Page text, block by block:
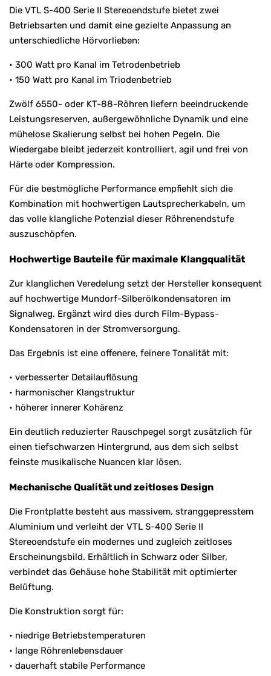
Die VTL S-400 Serie II Stereoendstufe bietet zwei
Betriebsarten und damit eine gezielte Anpassung an
unterschiedliche Hörvorlieben:
• 300 Watt pro Kanal im Tetrodenbetrieb
• 150 Watt pro Kanal im Triodenbetrieb
Zwölf 6550- oder KT-88-Röhren liefern beeindruckende
Leistungsreserven, außergewöhnliche Dynamik und eine
mühelose Skalierung selbst bei hohen Pegeln. Die
Wiedergabe bleibt jederzeit kontrolliert, agil und frei von
Härte oder Kompression.
Für die bestmögliche Performance empfiehlt sich die
Kombination mit hochwertigen Lautsprecherkabeln, um
das volle klangliche Potenzial dieser Röhrenendstufe
auszuschöpfen.
Hochwertige Bauteile für maximale Klangqualität
Zur klanglichen Veredelung setzt der Hersteller konsequent
auf hochwertige Mundorf-Silberölkondensatoren im
Signalweg. Ergänzt wird dies durch Film-Bypass-
Kondensatoren in der Stromversorgung.
Das Ergebnis ist eine offenere, feinere Tonalität mit:
• verbesserter Detailauflösung
• harmonischer Klangstruktur
• höherer innerer Kohärenz
Ein deutlich reduzierter Rauschpegel sorgt zusätzlich für
einen tiefschwarzen Hintergrund, aus dem sich selbst
feinste musikalische Nuancen klar lösen.
Mechanische Qualität und zeitloses Design
Die Frontplatte besteht aus massivem, stranggepresstem
Aluminium und verleiht der VTL S-400 Serie II
Stereoendstufe ein modernes und zugleich zeitloses
Erscheinungsbild. Erhältlich in Schwarz oder Silber,
verbindet das Gehäuse hohe Stabilität mit optimierter
Belüftung.
Die Konstruktion sorgt für:
• niedrige Betriebstemperaturen
• lange Röhrenlebensdauer
• dauerhaft stabile Performance